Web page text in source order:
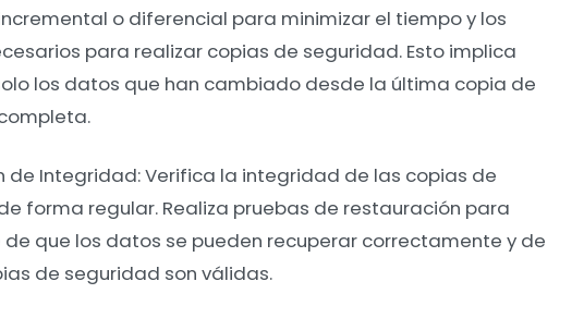
o diferencial para minimizar el tiempo y los
para realizar copias de seguridad. Esto implica
los datos que han cambiado desde la última copia de
de Integridad:Verifica la integridad de las copias de
forma regular. Realiza pruebas de restauración para
que los datos se pueden recuperar correctamente y de
de seguridad son válidas.